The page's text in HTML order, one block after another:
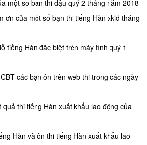
một số bạn thi đậu quý 2 tháng năm 2018
ơn của một số bạn thi tiếng Hàn xklđ tháng
tiềng Hàn đăc biệt trên máy tính quý 1
các bạn ôn trên web thi trong các ngày
quả thi tiếng Hàn xuất khẩu lao động của
Hàn và ôn thi tiếng Hàn xuất khẩu lao